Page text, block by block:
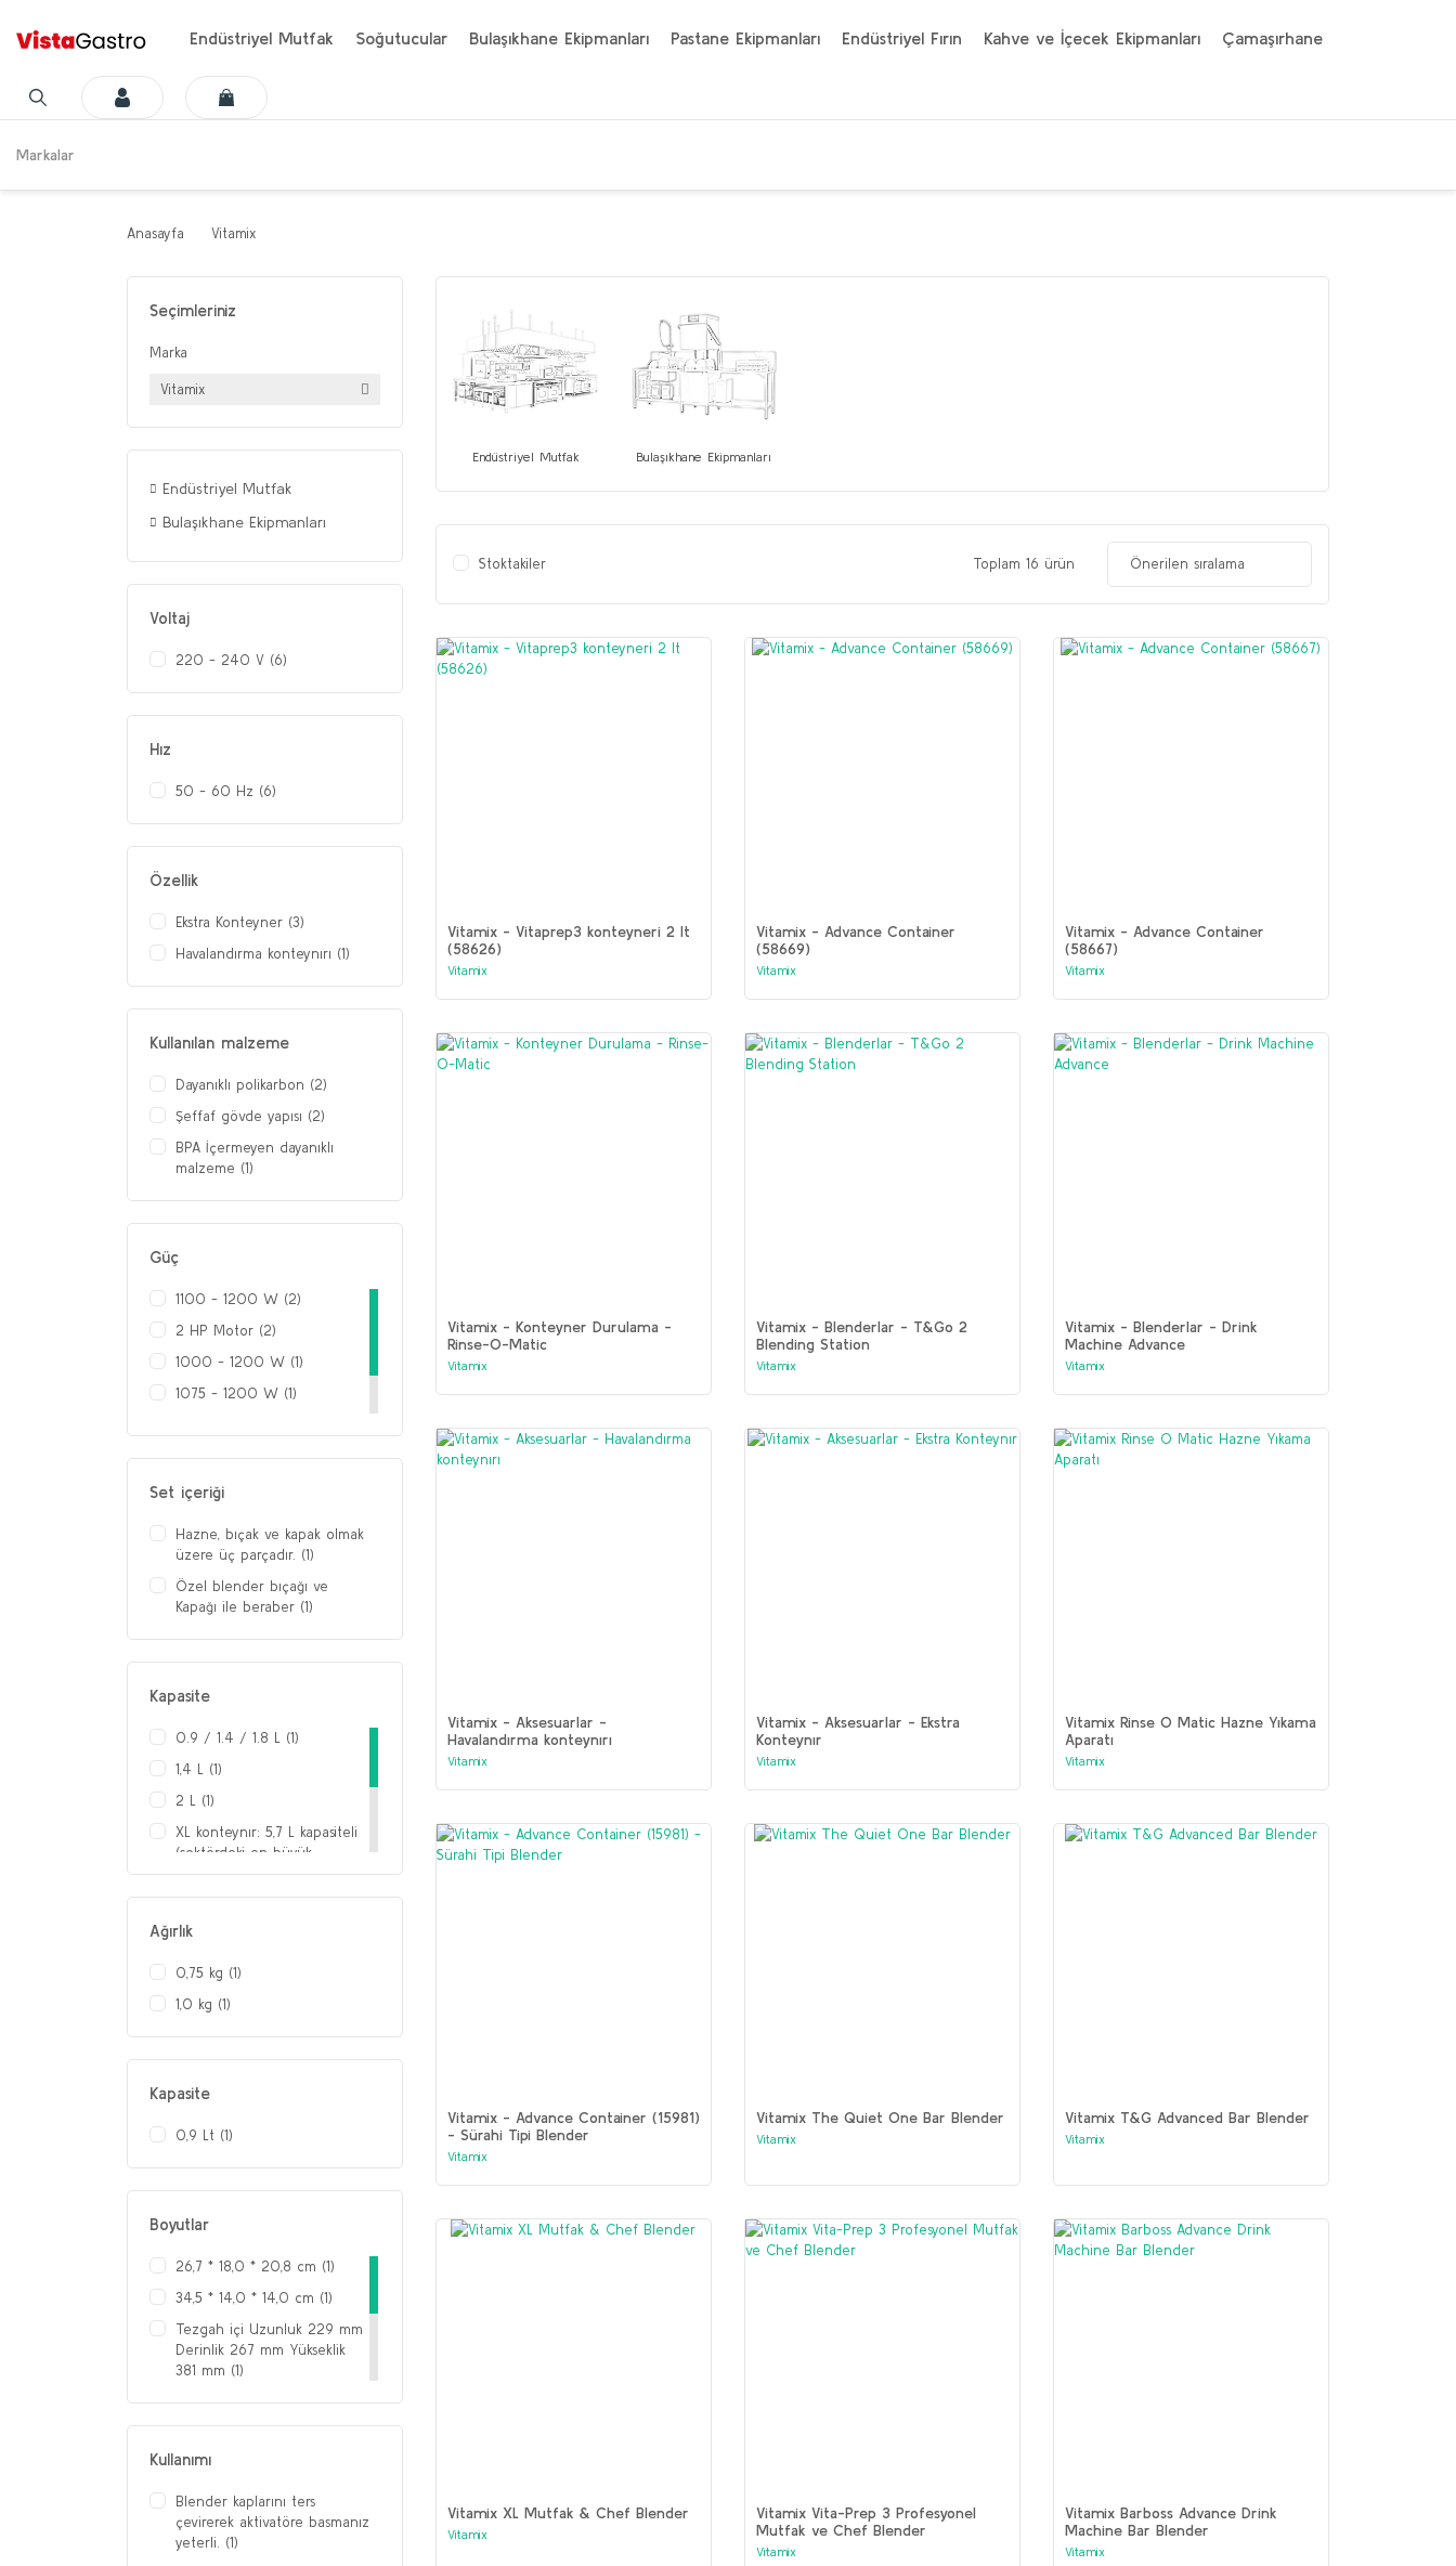
Endüstriyel Mutfak Soğutucular Bulaşıkhane Ekipmanları Pastane Ekipmanları Endüstriyel Fırın Kahve ve İçecek Ekipmanları Çamaşırhane
Markalar
Anasayfa Vitamix
Seçimleriniz
Marka
Vitamix
Endüstriyel Mutfak
Bulaşıkhane Ekipmanları
Voltaj
220 - 240 V (6)
Hız
50 - 60 Hz (6)
Özellik
Ekstra Konteyner (3)
Havalandırma konteynırı (1)
Kullanılan malzeme
Dayanıklı polikarbon (2)
Şeffaf gövde yapısı (2)
BPA İçermeyen dayanıklı
malzeme (1)
Güç
1100 - 1200 W (2)
2 HP Motor (2)
1000 - 1200 W (1)
1075 - 1200 W (1)
1560 - 1200 W (1)
Set içeriği
Hazne, bıçak ve kapak olmak
üzere üç parçadır. (1)
Özel blender bıçağı ve
Kapağı ile beraber (1)
Kapasite
0.9 / 1.4 / 1.8 L (1)
1,4 L (1)
2 L (1)
XL konteynır: 5,7 L kapasiteli
(sektördeki en büyük
kapasite) Advance konteynır:
945 ml ve 1420 ml’lik
Standart konteynır: 945 ml,
kapasitelerde mevcuttur (1)
Ağırlık
0,75 kg (1)
1,0 kg (1)
Kapasite
0,9 Lt (1)
Boyutlar
26,7 * 18,0 * 20,8 cm (1)
34,5 * 14,0 * 14,0 cm (1)
Tezgah içi Uzunluk 229 mm
Derinlik 267 mm Yükseklik
381 mm (1)
Tezgah üstü Uzunluk 236
mm Derinlik 267 mm
229 mm Yükseklik 449 mm
(1)
Kullanımı
Blender kaplarını ters
çevirerek aktivatöre basmanız
yeterli. (1)
Endüstriyel Mutfak Bulaşıkhane Ekipmanları
Stoktakiler Toplam 16 ürün
Vitamix - Vitaprep3 konteyneri 2 lt
(58626)
Vitamix
Vitamix - Advance Container
(58669)
Vitamix
Vitamix - Advance Container
(58667)
Vitamix
Vitamix - Konteyner Durulama -
Rinse-O-Matic
Vitamix
Vitamix - Blenderlar - T&Go 2
Blending Station
Vitamix
Vitamix - Blenderlar - Drink
Machine Advance
Vitamix
Vitamix - Aksesuarlar -
Havalandırma konteynırı
Vitamix
Vitamix - Aksesuarlar - Ekstra
Konteynır
Vitamix
Vitamix Rinse O Matic Hazne Yıkama
Aparatı
Vitamix
Vitamix - Advance Container (15981)
- Sürahi Tipi Blender
Vitamix
Vitamix The Quiet One Bar Blender
Vitamix
Vitamix T&G Advanced Bar Blender
Vitamix
Vitamix XL Mutfak & Chef Blender
Vitamix
Vitamix Vita-Prep 3 Profesyonel
Mutfak ve Chef Blender
Vitamix
Vitamix Barboss Advance Drink
Machine Bar Blender
Vitamix